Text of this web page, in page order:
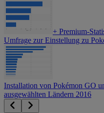
+ Premium-
Umfrage zur Einstellung zu
Installation von Pokémon GO
ausgewählten Ländern 2016